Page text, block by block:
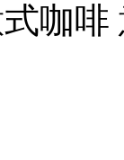
咖啡